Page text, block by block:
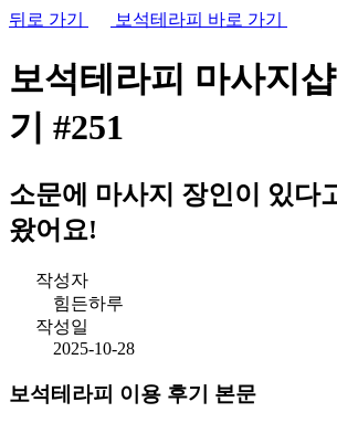
뒤로 가기 보석테라피 바로 가기
보석테라피 마사지샵
기 #251
소문에 마사지 장인이 있다
왔어요!
작성자
힘든하루
작성일
2025-10-28
보석테라피 이용 후기 본문